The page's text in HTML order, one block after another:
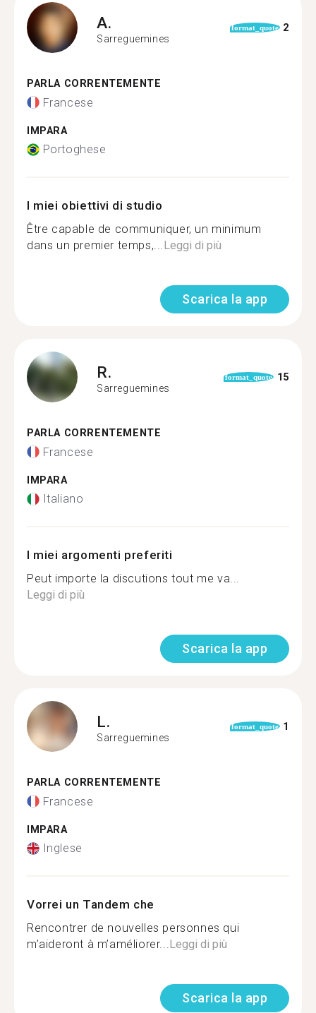
A.
Sarreguemines
format_quote 2
PARLA CORRENTEMENTE
Francese
IMPARA
Portoghese
I miei obiettivi di studio
Être capable de communiquer, un minimum
dans un premier temps,...Leggi di più
Scarica la app
R.
Sarreguemines
format_quote 15
PARLA CORRENTEMENTE
Francese
IMPARA
Italiano
I miei argomenti preferiti
Peut importe la discutions tout me va...
Leggi di più
Scarica la app
L.
Sarreguemines
format_quote 1
PARLA CORRENTEMENTE
Francese
IMPARA
Inglese
Vorrei un Tandem che
Rencontrer de nouvelles personnes qui
m’aideront à m’améliorer...Leggi di più
Scarica la app